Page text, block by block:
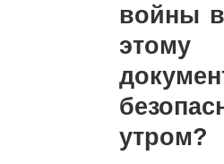
войны
этому
утром?